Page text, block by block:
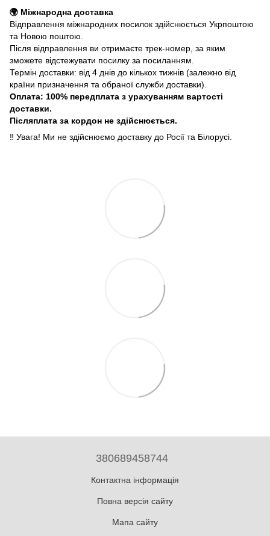
🌍 Міжнародна доставка
Відправлення міжнародних посилок здійснюється Укрпоштою
та Новою поштою.
Після відправлення ви отримаєте трек-номер, за яким
зможете відстежувати посилку за посиланням.
Термін доставки: від 4 днів до кількох тижнів (залежно від
країни призначення та обраної служби доставки).
Оплата: 100% передплата з урахуванням вартості
доставки.
Післяплата за кордон не здійснюється.
‼️ Увага! Ми не здійснюємо доставку до Росії та Білорусі.
380689458744
Контактна інформація
Повна версія сайту
Мапа сайту